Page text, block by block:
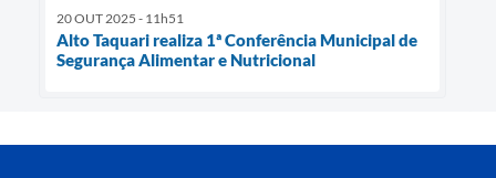
20 OUT 2025 - 11h51
Alto Taquari realiza 1ª Conferência Municipal de
Segurança Alimentar e Nutricional